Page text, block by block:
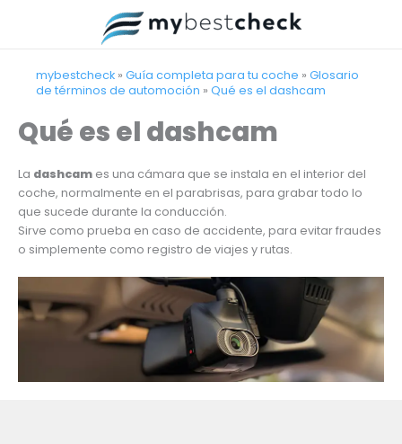
mybestcheck » Guía completa para tu coche » Glosario
de términos de automoción » Qué es el dashcam
Qué es el dashcam
La dashcam es una cámara que se instala en el interior del
coche, normalmente en el parabrisas, para grabar todo lo
que sucede durante la conducción.
Sirve como prueba en caso de accidente, para evitar fraudes
o simplemente como registro de viajes y rutas.